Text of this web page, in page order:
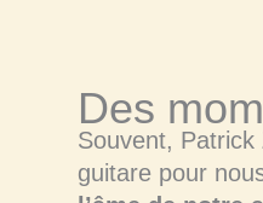
Des
Souvent, Patrick
guitare pour